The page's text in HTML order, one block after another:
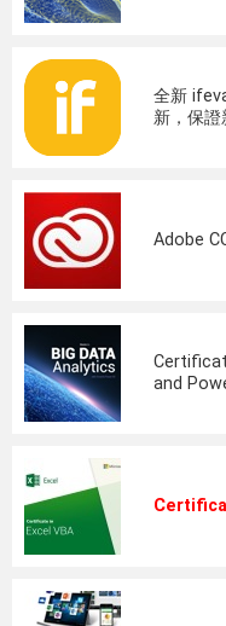
全新
新，保證
Adobe
and